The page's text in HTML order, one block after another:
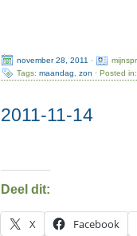
november 28, 2011 ·
Tags:maandag ,zon · Posted
2011-11-14
Deel dit:
X Facebook